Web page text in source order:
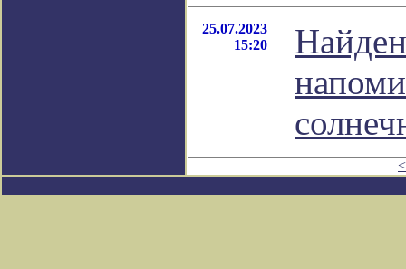
25.07.2023
15:20